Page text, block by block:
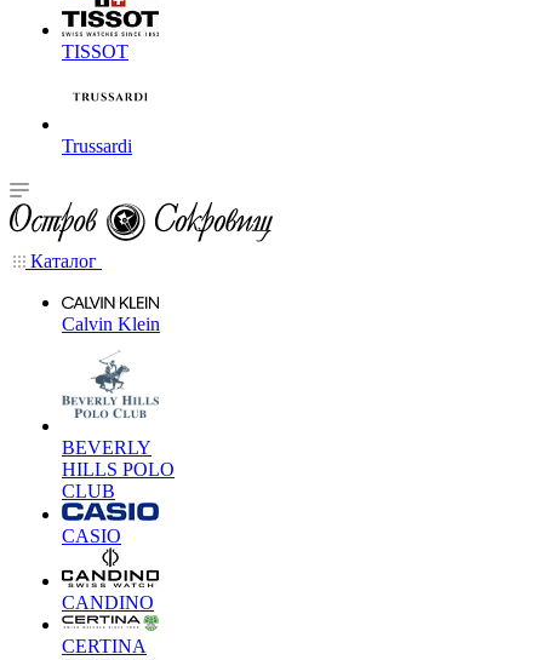
TISSOT
Trussardi
Каталог
Calvin Klein
BEVERLY
HILLS POLO
CLUB
CASIO
CANDINO
CERTINA